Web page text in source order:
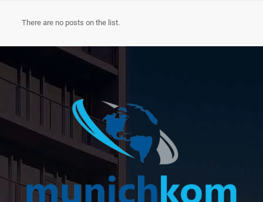
There are no posts on the list.